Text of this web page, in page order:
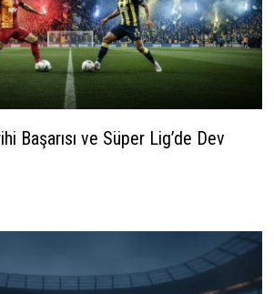
Başarısı ve Süper Lig’de Dev